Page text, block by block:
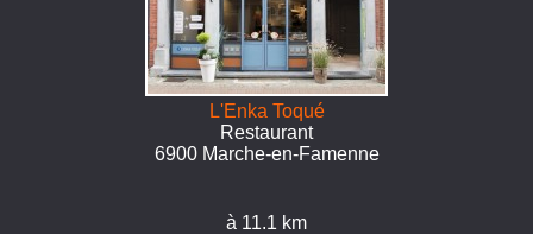
L'Enka Toqué
Restaurant
6900 Marche-en-Famenne
à 11.1 km